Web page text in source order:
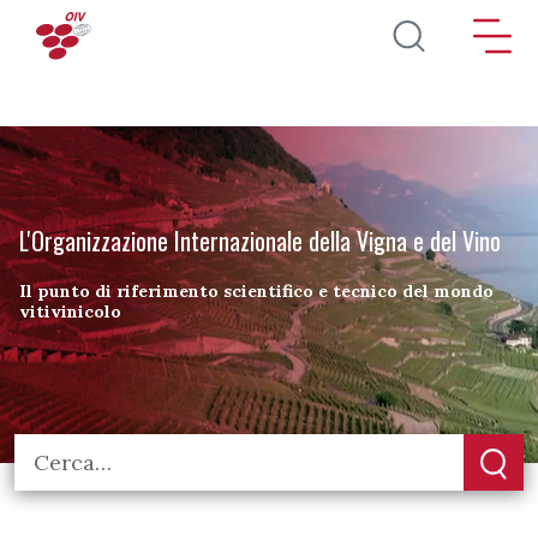
Salta al contenuto principale
L'Organizzazione Internazionale della Vigna e del Vino
Il punto di riferimento scientifico e tecnico del mondo
vitivinicolo